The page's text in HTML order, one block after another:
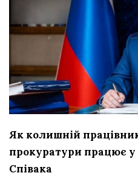
Як колишній
прокуратури працює у
Співака